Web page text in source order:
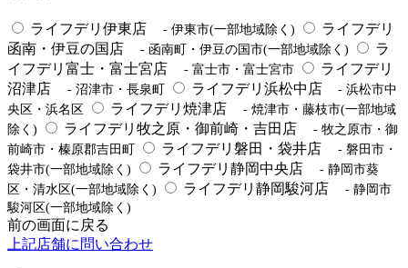
ライフデリ伊東店 - 伊東市(一部地域除く)
ライフデリ
函南・伊豆の国店
- 函南町・伊豆の国市(一部地域除く)
ラ
イフデリ富士・富士宮店
- 富士市・富士宮市
ライフデリ
沼津店
- 沼津市・長泉町 ライフデリ浜松中店
- 浜松市中
央区・浜名区
ライフデリ焼津店
- 焼津市・藤枝市(一部地域
除く)
ライフデリ牧之原・御前崎・吉田店
- 牧之原市・御
前崎市・榛原郡吉田町
ライフデリ磐田・袋井店
- 磐田市・
袋井市(一部地域除く)
ライフデリ静岡中央店
- 静岡市葵
区・清水区(一部地域除く)
ライフデリ静岡駿河店
- 静岡市
駿河区(一部地域除く)
前の画面に戻る
上記店舗に問い合わせ